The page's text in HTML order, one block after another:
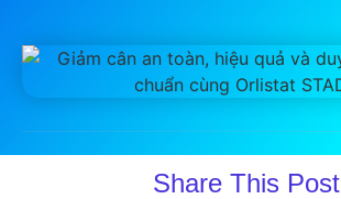
Share This Post